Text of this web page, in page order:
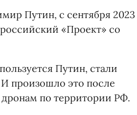
Путин, с сентября 2023
российский «Проект» со
Путин, стали
произошло это после
дронам по территории РФ.